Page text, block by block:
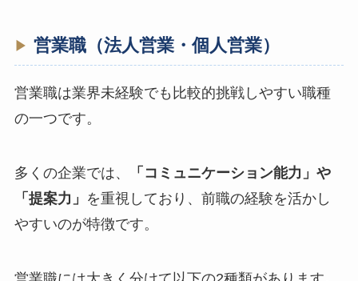
営業職（法人営業・個人営業）
営業職は業界未経験でも比較的挑戦しやすい職種
の一つです。
多くの企業では、
「コミュニケーション能力」や
「提案力」 を重視しており、前職の経験を活かし
やすいのが特徴です。